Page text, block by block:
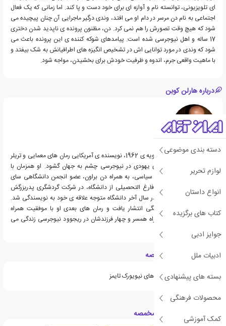
دسته بندی موضوعی
لوازم تحریر
انواع داستان
کتاب های برگزیده
جوایز ادبی
ادبیات ملل
بسته های پیشنهادی
محصولات فرهنگی
کمک آموزشی
ای تلویزیونی، توانسته نام و آوازه ای برای خود دست و پا کند. اما زمانی که یک فعال
اجتماعی به نام دن مرسر در دام او می افتد، وندی درگیر ماجرایی آن چنان پیچیده می
شود که هیچ وقت تصورش را هم نمی کرد. دن، مظنون پرونده ی ناپدید شدن دختری
17 ساله و اهل نیوجرسی شده است. پیامدهای شوکه کننده ی این پرونده باعث می
شود که وندی در مورد توانایی اش در تشخیص انگیزه های اطرافیانش به شک بیفتد و
با ماهیت واقعی جرم، اندوه و ظرفیت خودش برای بخشیدن، مواجه شود.
درباره هارلن کوبن
هارلن کوبن، زاده ی 4 ژانویه ی 1962، نویسنده ی آمریکایی رمان های معمایی و تریلر
است.کوبن در خانواده ای یهودی در نیوجرسی چشم به جهان گشود. او همزمان با
تحصیل در رشته ی علوم سیاسی، به همراه دن براون، عضو انجمن دانشگاهی سای
اوپسیلون بود.او پس از فارغ التحصیلی از دانشگاه، در شرکت گردشگری پدربزرگش
مشغول به کار شد.کوبن در سال آخر دانشگاه متوجه علاقه ی خود به نویسندگی شد.
اولین کتاب او در 26سالگی انتشار یافت و رمان های بعدی او با موفقیت همراه
شدند.هارلن کوبن به همراه همسر و چهار فرزندشان در ریجوود نیوجرسی زندگی می
کند.
ویژگی های کتاب مخمصه
جزو لیست پرفروش ترین های نیویورک تایمز
دسته بندی های کتاب مخمصه